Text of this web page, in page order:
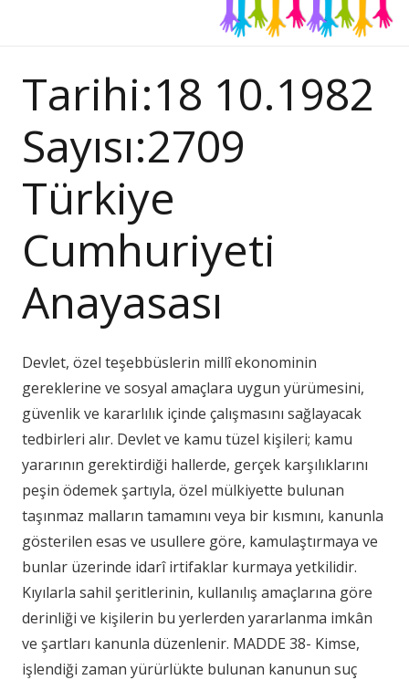
Tarihi:18 10.1982
Sayısı:2709
Türkiye
Cumhuriyeti
Anayasası
Devlet, özel teşebbüslerin millî ekonominin
gereklerine ve sosyal amaçlara uygun yürümesini,
güvenlik ve kararlılık içinde çalışmasını sağlayacak
tedbirleri alır. Devlet ve kamu tüzel kişileri; kamu
yararının gerektirdiği hallerde, gerçek karşılıklarını
peşin ödemek şartıyla, özel mülkiyette bulunan
taşınmaz malların tamamını veya bir kısmını, kanunla
gösterilen esas ve usullere göre, kamulaştırmaya ve
bunlar üzerinde idarî irtifaklar kurmaya yetkilidir.
Kıyılarla sahil şeritlerinin, kullanılış amaçlarına göre
derinliği ve kişilerin bu yerlerden yararlanma imkân
ve şartları kanunla düzenlenir. MADDE 38- Kimse,
işlendiği zaman yürürlükte bulunan kanunun suç